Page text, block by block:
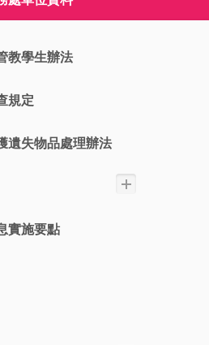
教學生辦法
規定
遺失物品處理辦法
實施要點